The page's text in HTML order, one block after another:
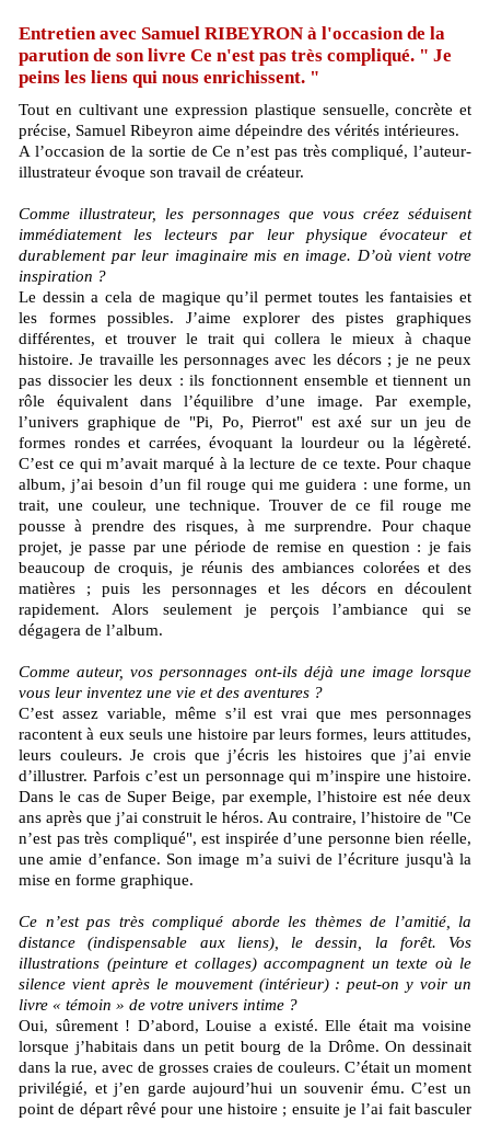
Entretien avec Samuel RIBEYRON à l'occasion de la
parution de son livre Ce n'est pas très compliqué. " Je
peins les liens qui nous enrichissent. "
Tout en cultivant une expression plastique sensuelle, concrète et
précise, Samuel Ribeyron aime dépeindre des vérités intérieures.
A l’occasion de la sortie de Ce n’est pas très compliqué, l’auteur-
illustrateur évoque son travail de créateur.
Comme illustrateur, les personnages que vous créez séduisent
immédiatement les lecteurs par leur physique évocateur et
durablement par leur imaginaire mis en image. D’où vient votre
inspiration ?
Le dessin a cela de magique qu’il permet toutes les fantaisies et
les formes possibles. J’aime explorer des pistes graphiques
différentes, et trouver le trait qui collera le mieux à chaque
histoire. Je travaille les personnages avec les décors ; je ne peux
pas dissocier les deux : ils fonctionnent ensemble et tiennent un
rôle équivalent dans l’équilibre d’une image. Par exemple,
l’univers graphique de "Pi, Po, Pierrot" est axé sur un jeu de
formes rondes et carrées, évoquant la lourdeur ou la légèreté.
C’est ce qui m’avait marqué à la lecture de ce texte. Pour chaque
album, j’ai besoin d’un fil rouge qui me guidera : une forme, un
trait, une couleur, une technique. Trouver de ce fil rouge me
pousse à prendre des risques, à me surprendre. Pour chaque
projet, je passe par une période de remise en question : je fais
beaucoup de croquis, je réunis des ambiances colorées et des
matières ; puis les personnages et les décors en découlent
rapidement. Alors seulement je perçois l’ambiance qui se
dégagera de l’album.
Comme auteur, vos personnages ont-ils déjà une image lorsque
vous leur inventez une vie et des aventures ?
C’est assez variable, même s’il est vrai que mes personnages
racontent à eux seuls une histoire par leurs formes, leurs attitudes,
leurs couleurs. Je crois que j’écris les histoires que j’ai envie
d’illustrer. Parfois c’est un personnage qui m’inspire une histoire.
Dans le cas de Super Beige, par exemple, l’histoire est née deux
ans après que j’ai construit le héros. Au contraire, l’histoire de "Ce
n’est pas très compliqué", est inspirée d’une personne bien réelle,
une amie d’enfance. Son image m’a suivi de l’écriture jusqu'à la
mise en forme graphique.
Ce n’est pas très compliqué aborde les thèmes de l’amitié, la
distance (indispensable aux liens), le dessin, la forêt. Vos
illustrations (peinture et collages) accompagnent un texte où le
silence vient après le mouvement (intérieur) : peut-on y voir un
livre « témoin » de votre univers intime ?
Oui, sûrement ! D’abord, Louise a existé. Elle était ma voisine
lorsque j’habitais dans un petit bourg de la Drôme. On dessinait
dans la rue, avec de grosses craies de couleurs. C’était un moment
privilégié, et j’en garde aujourd’hui un souvenir ému. C’est un
point de départ rêvé pour une histoire ; ensuite je l’ai fait basculer